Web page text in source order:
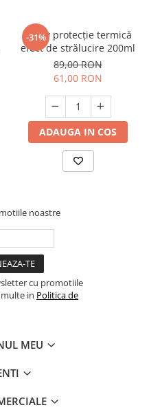
-31%
Spray protecție termică
efect de strălucire 200ml
89,00 RON
61,00 RON
ADAUGA IN COS
noastre
cu promotiile
in Politica de
MEU